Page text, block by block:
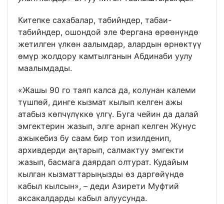
Китепке сахабалар, табийндер, табаи-
табийндер, ошондой эле Фергана өрөөнүндө
жетилген үлкөн аалымдар, алардын өрнөктүү
өмүр жолдору камтылганын Абдинаби уулу
маалымдады.
«Жашы 90 го таяп калса да, колунан калеми
түшпөй, динге кызмат кылып келген ажы
атабыз көпчүлүккө үлгү. Буга чейин да далай
эмгектерин жазып, элге арнап келген Жунус
ажыкебиз бу саам бир топ изилденип,
архивдерди аңтарып, салмактуу эмгекти
жазып, басмага даярдап олтурат. Кудайым
кылган кызматтарыңызды өз даргөйүндө
кабыл кылсын», – деди Азирети Муфтий
аксакалдарды кабыл алуусунда.